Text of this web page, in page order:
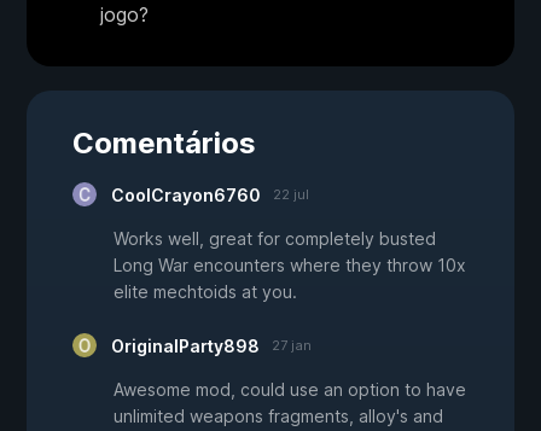
jogo?
Comentários
CoolCrayon6760 22 jul
Works well, great for completely busted
Long War encounters where they throw 10x
elite mechtoids at you.
OriginalParty898 27 jan
Awesome mod, could use an option to have
unlimited weapons fragments, alloy's and